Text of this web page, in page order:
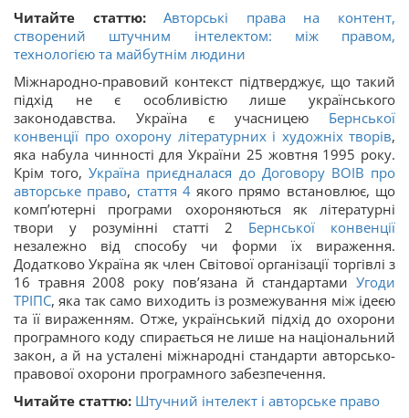
Читайте статтю:Авторські права на контент,
створений штучним інтелектом: між правом,
технологією та майбутнім людини
Міжнародно-правовий контекст підтверджує, що такий
підхід не є особливістю лише українського
законодавства. Україна є учасницею Бернської
конвенції про охорону літературних і художніх творів,
яка набула чинності для України 25 жовтня 1995 року.
Крім того,Україна приєдналася до Договору ВОІВ про
авторське право, стаття 4якого прямо встановлює, що
комп’ютерні програми охороняються як літературні
твори у розумінні статті 2 Бернської конвенції
незалежно від способу чи форми їх вираження.
Додатково Україна як член Світової організації торгівлі з
16 травня 2008 року пов’язана й стандартами Угоди
ТРІПС, яка так само виходить із розмежування між ідеєю
та її вираженням. Отже, український підхід до охорони
програмного коду спирається не лише на національний
закон, а й на усталені міжнародні стандарти авторсько-
правової охорони програмного забезпечення.
Читайте статтю: Штучний інтелект і авторське право